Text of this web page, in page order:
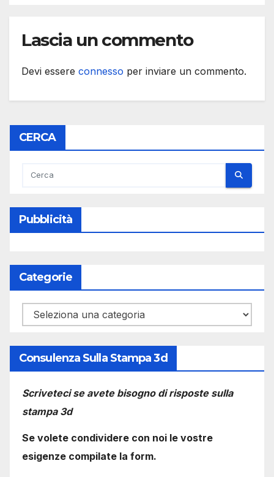
Lascia un commento
Devi essere connesso per inviare un commento.
CERCA
Pubblicità
Categorie
Categorie
Consulenza Sulla Stampa 3d
Scriveteci se avete bisogno di risposte sulla
stampa 3d
Se volete condividere con noi le vostre
esigenze compilate la form.